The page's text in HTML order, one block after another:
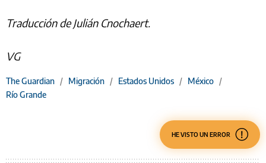
Traducción de Julián Cnochaert.
VG
The Guardian / Migración / Estados Unidos / México /
Río Grande
HE VISTO UN ERROR